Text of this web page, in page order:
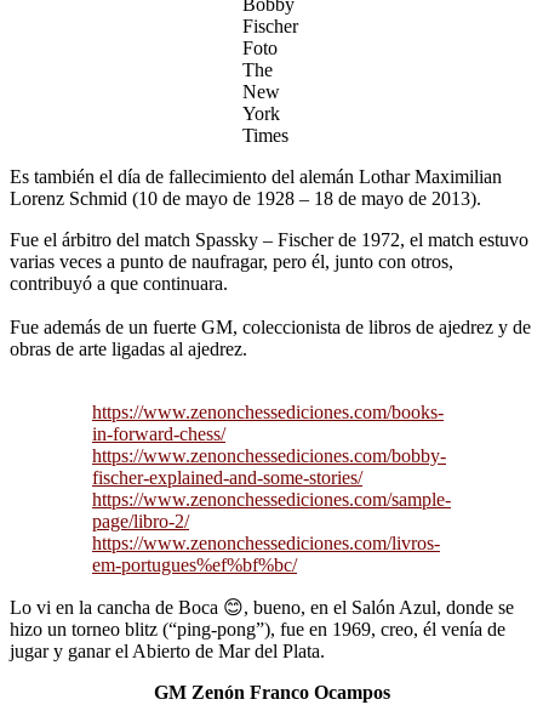
Bobby
Fischer
Foto
The
New
York
Times
Es también el día de fallecimiento del alemán Lothar Maximilian
Lorenz Schmid (10 de mayo de 1928 – 18 de mayo de 2013).
Fue el árbitro del match Spassky – Fischer de 1972, el match estuvo
varias veces a punto de naufragar, pero él, junto con otros,
contribuyó a que continuara.
Fue además de un fuerte GM, coleccionista de libros de ajedrez y de
obras de arte ligadas al ajedrez.
https://www.zenonchessediciones.com/books-
in-forward-chess/
https://www.zenonchessediciones.com/bobby-
fischer-explained-and-some-stories/
https://www.zenonchessediciones.com/sample-
page/libro-2/
https://www.zenonchessediciones.com/livros-
em-portugues%ef%bf%bc/
Lo vi en la cancha de Boca 😊, bueno, en el Salón Azul, donde se
hizo un torneo blitz (“ping-pong”), fue en 1969, creo, él venía de
jugar y ganar el Abierto de Mar del Plata.
GM Zenón Franco Ocampos